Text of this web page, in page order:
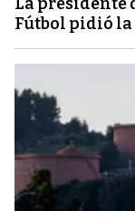
Fútbol pidió